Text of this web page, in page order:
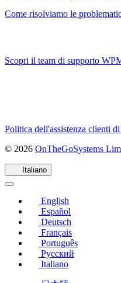
Come risolviamo le
Scopri il team di supporto
Politica dell'assistenza clienti
© 2026 OnTheGoSystems
Italiano
English
Español
Deutsch
Français
Português
Русский
Italiano